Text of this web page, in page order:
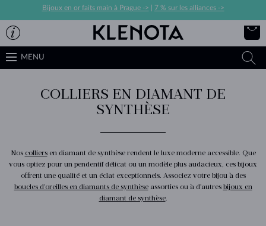
Bijoux en or faits main à Prague -> 7 % sur les alliances ->
MENU
COLLIERS EN DIAMANT DE
SYNTHÈSE
Nos colliersen diamant de synthèse rendent le luxe moderne accessible. Que
vous optiez pour un pendentif délicat ou un modèle plus audacieux, ces bijoux
offrent une qualité et un éclat exceptionnels. Associez votre bijou à des
boucles d'oreilles en diamants de synthèseassorties ou à d'autres bijoux en
diamant de synthèse.